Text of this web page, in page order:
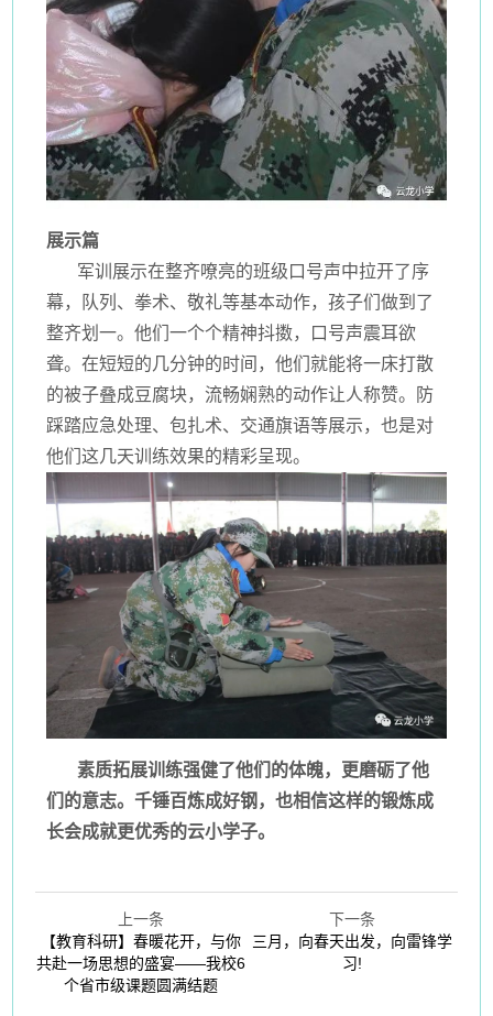
展示篇
军训展示在整齐嘹亮的班级口号声中拉开了序
幕，队列、拳术、敬礼等基本动作，孩子们做到了
整齐划一。他们一个个精神抖擞，口号声震耳欲
聋。在短短的几分钟的时间，他们就能将一床打散
的被子叠成豆腐块，流畅娴熟的动作让人称赞。防
踩踏应急处理、包扎术、交通旗语等展示，也是对
他们这几天训练效果的精彩呈现。
素质拓展训练强健了他们的体魄，更磨砺了他
们的意志。千锤百炼成好钢，也相信这样的锻炼成
长会成就更优秀的云小学子。
上一条
【教育科研】春暖花开，与你
共赴一场思想的盛宴——我校6
个省市级课题圆满结题
下一条
三月，向春天出发，向雷锋学
习!